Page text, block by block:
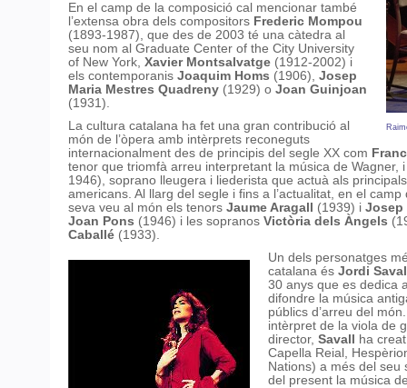
En el camp de la composició cal mencionar també
l’extensa obra dels compositors Frederic Mompou
(1893-1987), que des de 2003 té una càtedra al
seu nom al Graduate Center of the City University
of New York, Xavier Montsalvatge (1912-2002) i
els contemporanis Joaquim Homs (1906), Josep
Maria Mestres Quadreny (1929) o Joan Guinjoan
(1931).
La cultura catalana ha fet una gran contribució al
món de l’òpera amb intèrprets reconeguts
internacionalment des de principis del segle XX com
tenor que triomfà arreu interpretant la música de Wagner,
1946), soprano lleugera i liederista que actuà als
americans. Al llarg del segle i fins a l’actualitat, en el
seva veu al món els tenors Jaume Aragall (1939) i Josep
Joan Pons (1946) i les sopranos Victòria dels Àngels
Caballé (1933).
Un dels personatges
catalana és Jordi
30 anys que es dedica
difondre la música
públics d’arreu del
intèrpret de la viola de
director, Savall
ha
Capella Reial,
Nations) a més del seu
del present la música